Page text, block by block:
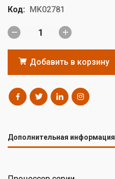
Код: MK02781
Добавить в корзину
Дополнительная информация